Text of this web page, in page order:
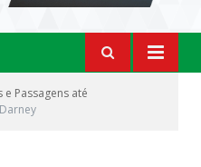
Passagens até